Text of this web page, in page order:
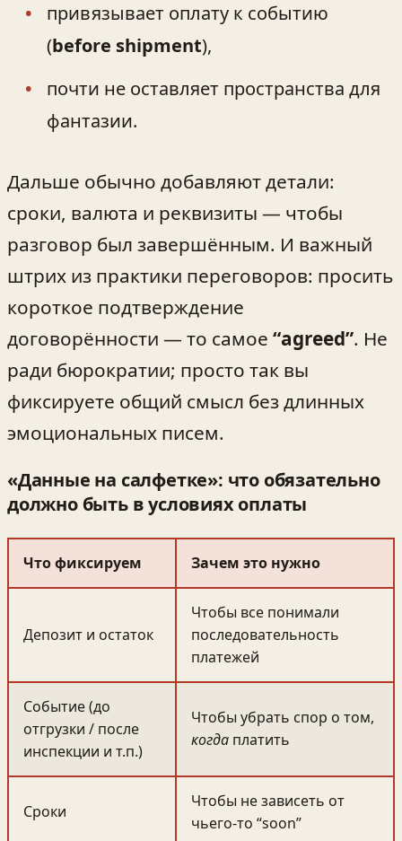
привязывает оплату к событию
(before shipment),
почти не оставляет пространства для
фантазии.
Дальше обычно добавляют детали:
сроки, валюта и реквизиты — чтобы
разговор был завершённым. И важный
штрих из практики переговоров: просить
короткое подтверждение
договорённости — то самое “agreed”. Не
ради бюрократии; просто так вы
фиксируете общий смысл без длинных
эмоциональных писем.
«Данные на салфетке»: что обязательно
должно быть в условиях оплаты
Что фиксируем Зачем это нужно
Депозит и остаток
Чтобы все понимали
последовательность
платежей
Событие (до
отгрузки / после
инспекции и т.п.)
Чтобы убрать спор о том,
когда платить
Сроки
Чтобы не зависеть от
чьего-то “soon”